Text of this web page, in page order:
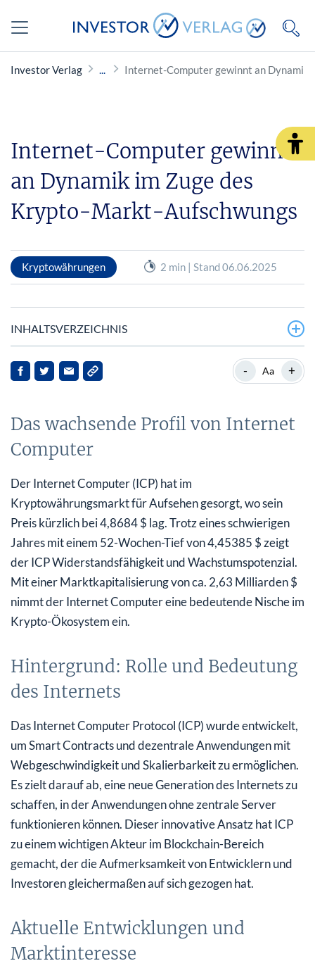
Investor Verlag Internet-Computer gewinnt an Dynamik
Internet-Computer gewinnt
an Dynamik im Zuge des
Krypto-Markt-Aufschwungs
Kryptowährungen 2 min | Stand 06.06.2025
INHALTSVERZEICHNIS
Das wachsende Profil von Internet Computer
Aktuelle Entwicklungen und Marktinteresse
Auswirkungen auf die Interessengruppen
Ausblick
- Aa +
Das wachsende Profil von Internet
Computer
Der Internet Computer (ICP) hat im
Kryptowährungsmarkt für Aufsehen gesorgt, wo sein
Preis kürzlich bei 4,8684 $ lag. Trotz eines schwierigen
Jahres mit einem 52-Wochen-Tief von 4,45385 $ zeigt
der ICP Widerstandsfähigkeit und Wachstumspotenzial.
Mit einer Marktkapitalisierung von ca. 2,63 Milliarden $
nimmt der Internet Computer eine bedeutende Nische im
Krypto-Ökosystem ein.
Hintergrund: Rolle und Bedeutung
des Internets
Das Internet Computer Protocol (ICP) wurde entwickelt,
um Smart Contracts und dezentrale Anwendungen mit
Webgeschwindigkeit und Skalierbarkeit zu ermöglichen.
Es zielt darauf ab, eine neue Generation des Internets zu
schaffen, in der Anwendungen ohne zentrale Server
funktionieren können. Dieser innovative Ansatz hat ICP
zu einem wichtigen Akteur im Blockchain-Bereich
gemacht, der die Aufmerksamkeit von Entwicklern und
Investoren gleichermaßen auf sich gezogen hat.
Aktuelle Entwicklungen und
Marktinteresse